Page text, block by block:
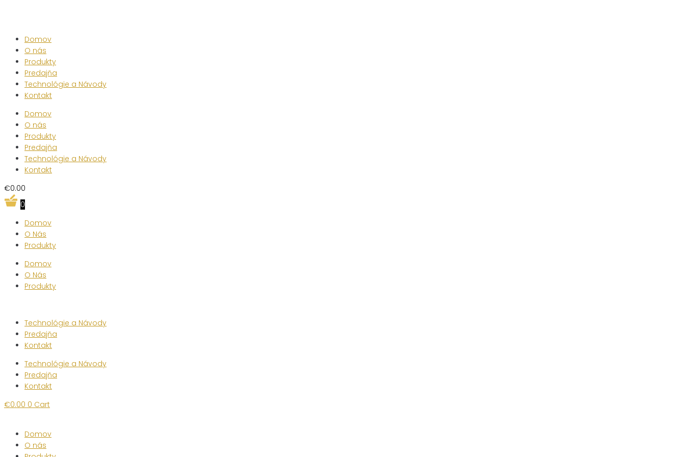
Domov
O nás
Produkty
Predajňa
Technológie a Návody
Kontakt
Domov
O nás
Produkty
Predajňa
Technológie a Návody
Kontakt
€0.00
0
Domov
O Nás
Produkty
Domov
O Nás
Produkty
Technológie a Návody
Predajňa
Kontakt
Technológie a Návody
Predajňa
Kontakt
€0.00 0 Cart
Domov
O nás